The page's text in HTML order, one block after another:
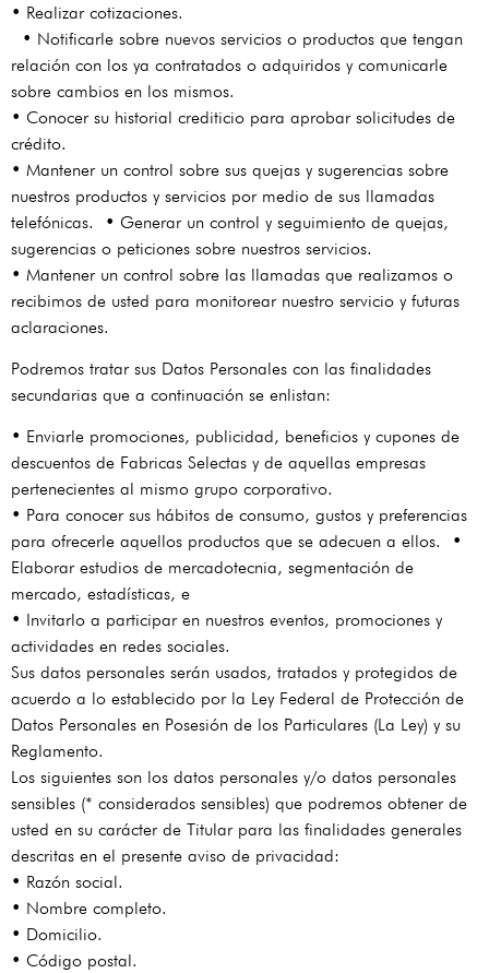
• Realizar cotizaciones.
• Notificarle sobre nuevos servicios o productos que tengan
relación con los ya contratados o adquiridos y comunicarle
sobre cambios en los mismos.
• Conocer su historial crediticio para aprobar solicitudes de
crédito.
• Mantener un control sobre sus quejas y sugerencias sobre
nuestros productos y servicios por medio de sus llamadas
telefónicas. • Generar un control y seguimiento de quejas,
sugerencias o peticiones sobre nuestros servicios.
• Mantener un control sobre las llamadas que realizamos o
recibimos de usted para monitorear nuestro servicio y futuras
aclaraciones.
Podremos tratar sus Datos Personales con las finalidades
secundarias que a continuación se enlistan:
• Enviarle promociones, publicidad, beneficios y cupones de
descuentos de Fabricas Selectas y de aquellas empresas
pertenecientes al mismo grupo corporativo.
• Para conocer sus hábitos de consumo, gustos y preferencias
para ofrecerle aquellos productos que se adecuen a ellos. •
Elaborar estudios de mercadotecnia, segmentación de
mercado, estadísticas, e
• Invitarlo a participar en nuestros eventos, promociones y
actividades en redes sociales.
Sus datos personales serán usados, tratados y protegidos de
acuerdo a lo establecido por la Ley Federal de Protección de
Datos Personales en Posesión de los Particulares (La Ley) y su
Reglamento.
Los siguientes son los datos personales y/o datos personales
sensibles (* considerados sensibles) que podremos obtener de
usted en su carácter de Titular para las finalidades generales
descritas en el presente aviso de privacidad:
• Razón social.
• Nombre completo.
• Domicilio.
• Código postal.